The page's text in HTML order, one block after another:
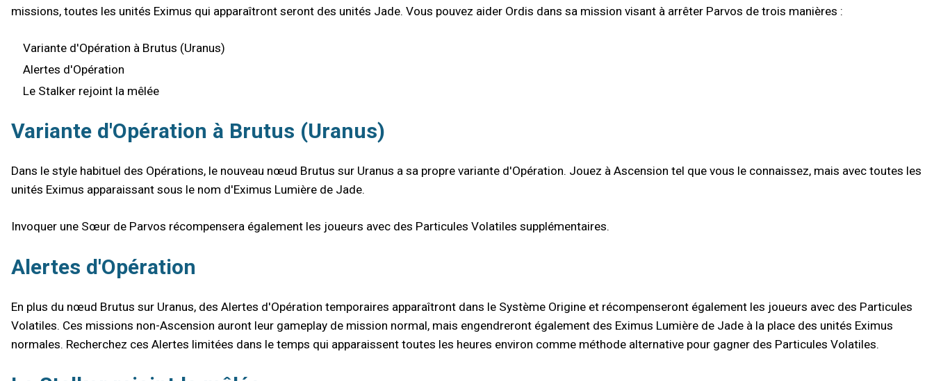
missions, toutes les unités Eximus qui apparaîtront seront des unités Jade. Vous pouvez aider Ordis dans sa mission visant à arrêter Parvos de trois manières :
Variante d'Opération à Brutus (Uranus)
Alertes d'Opération
Le Stalker rejoint la mêlée
Variante d'Opération à Brutus (Uranus)
Dans le style habituel des Opérations, le nouveau nœud Brutus sur Uranus a sa propre variante d'Opération. Jouez à Ascension tel que vous le connaissez, mais avec toutes les
unités Eximus apparaissant sous le nom d'Eximus Lumière de Jade.
Invoquer une Sœur de Parvos récompensera également les joueurs avec des Particules Volatiles supplémentaires.
Alertes d'Opération
En plus du nœud Brutus sur Uranus, des Alertes d'Opération temporaires apparaîtront dans le Système Origine et récompenseront également les joueurs avec des Particules
Volatiles. Ces missions non-Ascension auront leur gameplay de mission normal, mais engendreront également des Eximus Lumière de Jade à la place des unités Eximus
normales. Recherchez ces Alertes limitées dans le temps qui apparaissent toutes les heures environ comme méthode alternative pour gagner des Particules Volatiles.